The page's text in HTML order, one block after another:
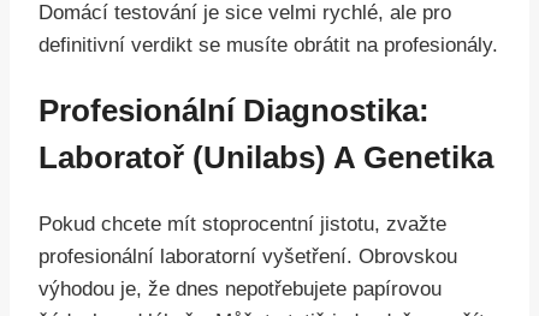
Domácí testování je sice velmi rychlé, ale pro
definitivní verdikt se musíte obrátit na profesionály.
Profesionální Diagnostika:
Laboratoř (Unilabs) A Genetika
Pokud chcete mít stoprocentní jistotu, zvažte
profesionální laboratorní vyšetření. Obrovskou
výhodou je, že dnes nepotřebujete papírovou